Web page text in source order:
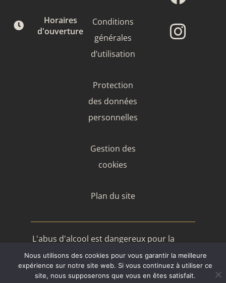
Horaires
d'ouverture
Conditions
générales
d’utilisation
Protection
des données
personnelles
Gestion des
cookies
Plan du site
L'abus d'alcool est dangereux pour la
2026 Domaine de Rocheville
Site réalisé par Francis Baconnet
Nous utilisons des cookies pour vous garantir la meilleure
expérience sur notre site web. Si vous continuez à utiliser ce
site, nous supposerons que vous en êtes satisfait.